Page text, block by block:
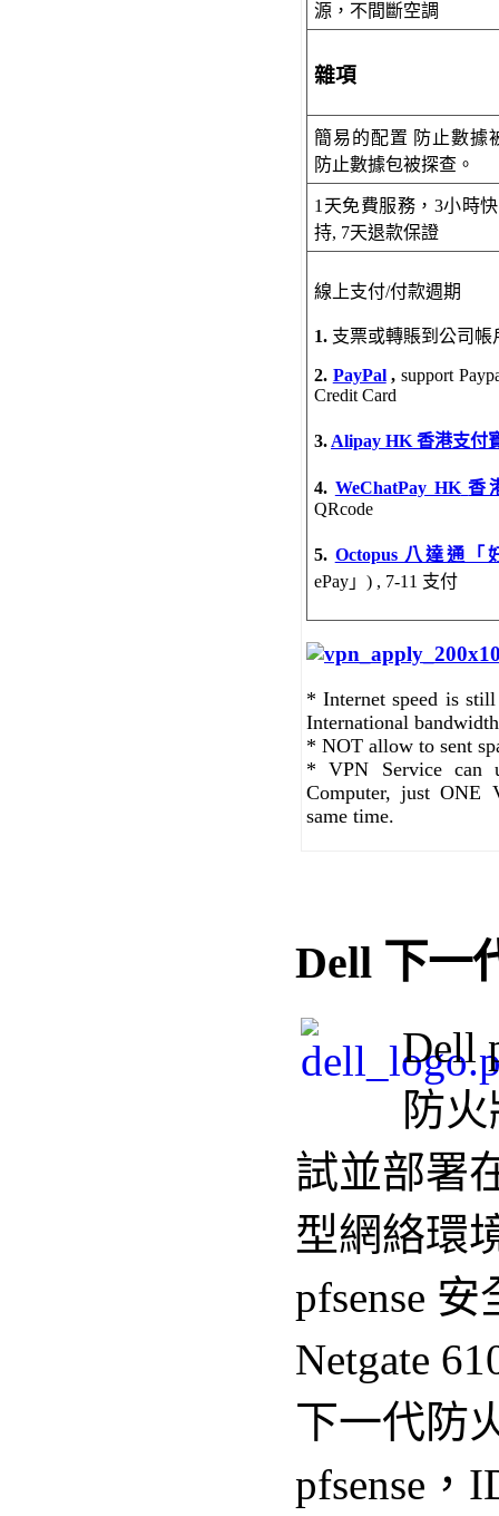
源， 不間斷空調
雜項
簡易的配置 防止數據
防止數據包被探查。
1天免費服務， 3小時
持, 7天退款保證
線上支付/付款週期
1. 支票或轉賬到公司帳
2. PayPal, support
Credit Card
3. Alipay HK 香港支付
4. WeChatPay HK 香
QRcode
5. Octopus 八達通「
ePay」) , 7-11 支付
* Internet speed is
International
* NOT allow to sent
* VPN Service can
Computer, just ONE
same time.
Dell 下一
Dell
防
試並部署
型網絡環
pfsense
Netgate
下一代防
pfsense，